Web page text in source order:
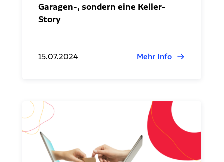
Garagen-, sondern eine Keller-
Story
15.07.2024 Mehr Info